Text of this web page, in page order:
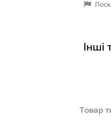
Інші
Товар